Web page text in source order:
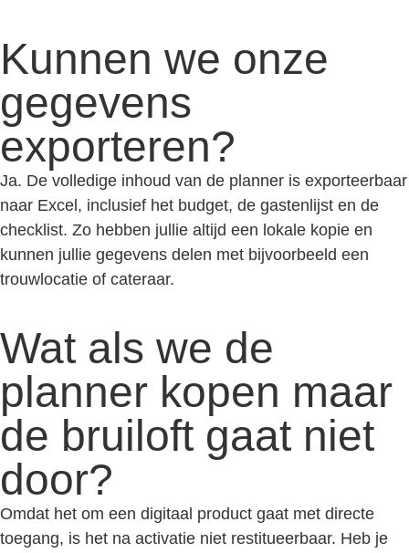
Kunnen we onze
gegevens
exporteren?
Ja. De volledige inhoud van de planner is exporteerbaar
naar Excel, inclusief het budget, de gastenlijst en de
checklist. Zo hebben jullie altijd een lokale kopie en
kunnen jullie gegevens delen met bijvoorbeeld een
trouwlocatie of cateraar.
Wat als we de
planner kopen maar
de bruiloft gaat niet
door?
Omdat het om een digitaal product gaat met directe
toegang, is het na activatie niet restitueerbaar. Heb je